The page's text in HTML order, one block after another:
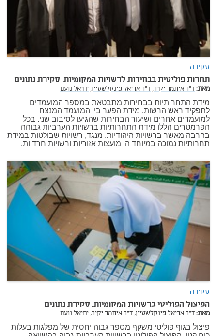
סקירה
תחרות פוליטית בבחירות לרשויות המקומיות: סקירת נתונים
מאת:ד"ר איתמר יקיר,ד"ר אריאל פינקלשטיין,יחיאל נועם
מידת התחרותיות בבחירות מתבטאת במספר המועמדים
לתפקיד ראש הרשות, מידת הפער בין המועמד המנצח
למועמדים אחרים ושיעור הבחירות שהגיעו לסיבוב שני. בכל
הפרמטרים הללו מידת התחרותיות ברשויות הערביות גבוהה
בהרבה מאשר ברשויות היהודיות. מנגד, רשויות שבולטות במידת
תחרותיות נמוכה במיוחד הן מועצות אזוריות ורשויות חרדיות.
סקירה
הפיצול הפוליטי ברשויות המקומיות: סקירת נתונים
מאת:ד"ר אריאל פינקלשטיין, ד"ר איתמר יקיר, יחיאל נועם
פיצול בגוף פוליטי משקף מספר גבוה יחסית של מפלגות בעלות